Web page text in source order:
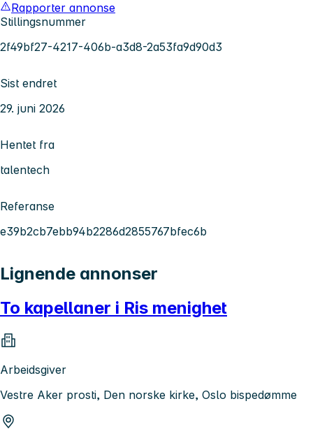
Rapporter annonse
Stillingsnummer
2f49bf27-4217-406b-a3d8-2a53fa9d90d3
Sist endret
29. juni 2026
Hentet fra
talentech
Referanse
e39b2cb7ebb94b2286d2855767bfec6b
Lignende annonser
To kapellaner i Ris menighet
Arbeidsgiver
Vestre Aker prosti, Den norske kirke, Oslo bispedømme